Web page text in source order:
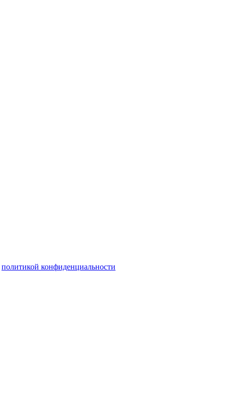
политикой конфиденциальности